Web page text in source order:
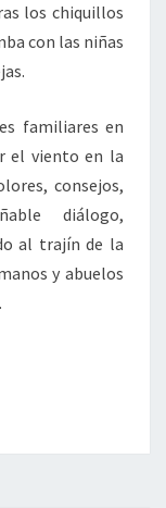
los chiquillos
con las niñas
familiares en
el viento en la
consejos,
diálogo,
al trajín de la
y abuelos